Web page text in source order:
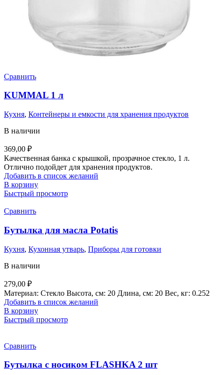
Сравнить
KUMMAL 1 л
Кухня, Контейнеры и емкости для хранения продуктов
В наличии
369,00 ₽
Качественная банка с крышкой, прозрачное стекло, 1 л.
Отлично подойдет для хранения продуктов.
Добавить в список желаний
В корзину
Быстрый просмотр
Сравнить
Бутылка для масла Potatis
Кухня, Кухонная утварь, Приборы для готовки
В наличии
279,00 ₽
Материал: Стекло Высота, см: 20 Длина, см: 20 Вес, кг: 0.252
Добавить в список желаний
В корзину
Быстрый просмотр
Сравнить
Бутылка с носиком FLASHKA 2 шт